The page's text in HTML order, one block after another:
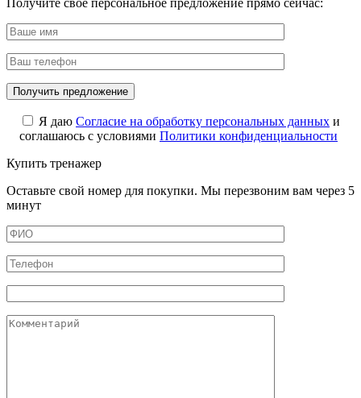
Получите свое персональное предложение прямо сейчас:
Я даю Cогласие на обработку персональных данных и
соглашаюсь с условиями Политики конфиденциальности
Купить тренажер
Оставьте свой номер для покупки. Мы перезвоним вам через 5
минут